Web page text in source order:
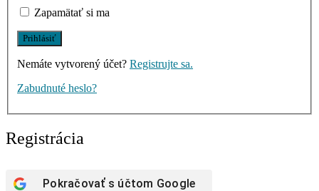
Zapamätať si ma
Nemáte vytvorený účet? Registrujte sa.
Zabudnuté heslo?
Registrácia
Pokračovať s účtom Google